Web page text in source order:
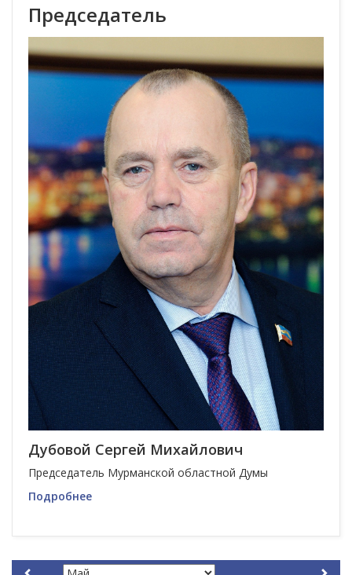
Председатель
Дубовой Сергей Михайлович
Председатель Мурманской областной Думы
Подробнее